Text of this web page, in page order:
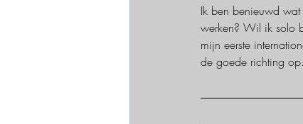
Ik ben benieuwd
werken? Wil ik solo
mijn eerste
de goede richting op.